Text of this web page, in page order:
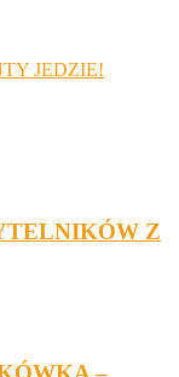
JEDZIE!
Z